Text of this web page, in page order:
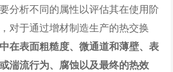
分析不同的属性以评估其在使用阶
对于通过增材制造生产的热交换
在表面粗糙度、微通道和薄壁、表
湍流行为、腐蚀以及最终的热效